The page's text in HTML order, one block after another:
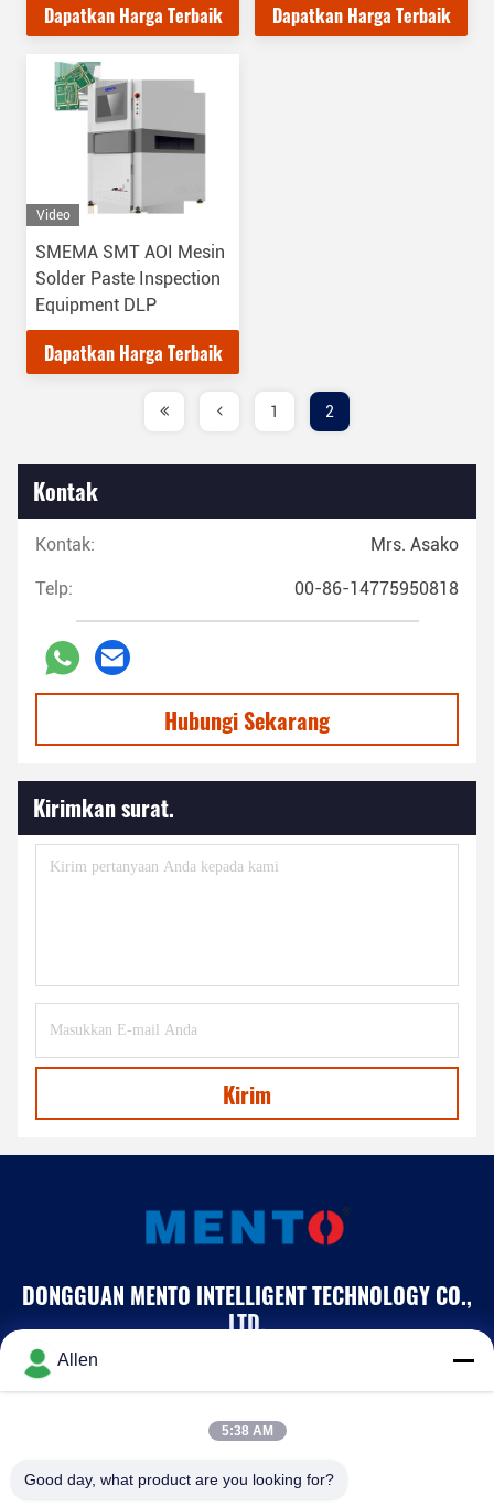
Dapatkan Harga Terbaik Dapatkan Harga Terbaik
Video
SMEMA SMT AOI Mesin
Solder Paste Inspection
Equipment DLP
Dapatkan Harga Terbaik
1 2
Kontak
Kontak: Mrs. Asako
Telp: 00-86-14775950818
Hubungi Sekarang
Kirimkan surat.
Kirim
DONGGUAN MENTO INTELLIGENT TECHNOLOGY CO.,
LTD.
00-86-14775950818
Allen
5:38 AM
Good day, what product are you looking for?